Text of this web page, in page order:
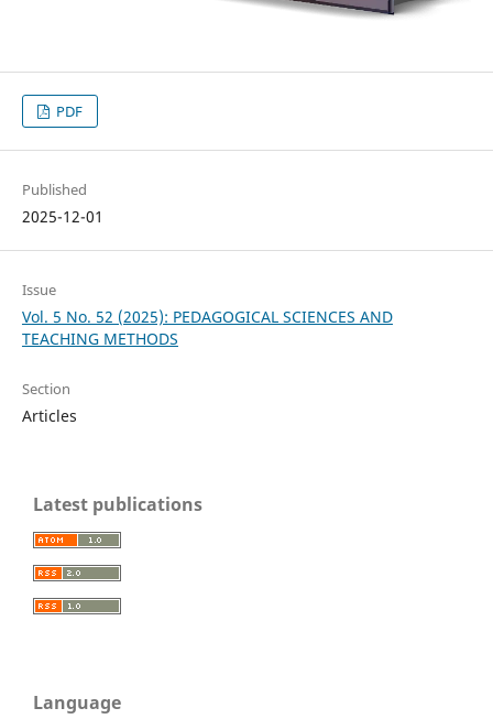
PDF
Published
2025-12-01
Issue
Vol. 5 No. 52 (2025): PEDAGOGICAL SCIENCES AND
TEACHING METHODS
Section
Articles
Latest publications
Language